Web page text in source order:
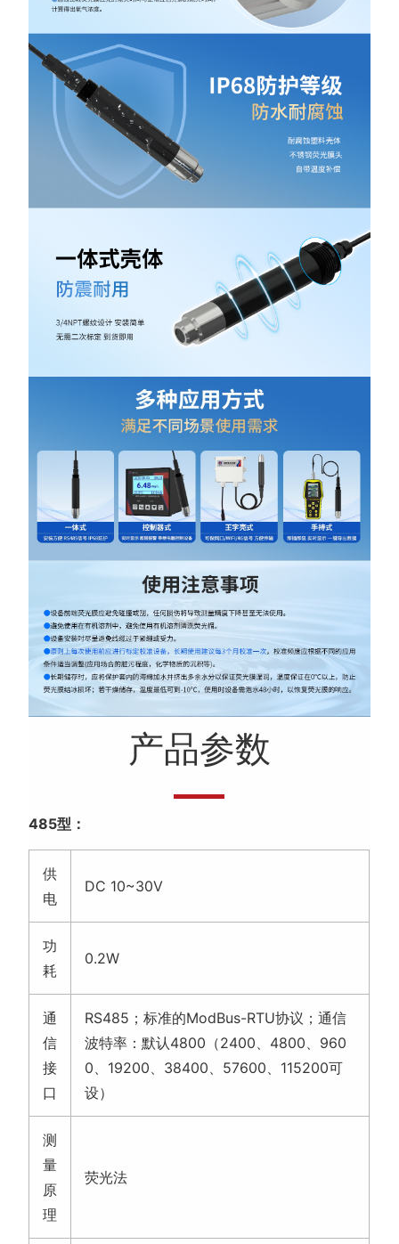
产品参数
485型：
供
电
DC 10~30V
功
耗
0.2W
通
信
接
口
RS485；标准的ModBus-RTU协议；通信
波特率：默认4800（2400、4800、960
0、19200、38400、57600、115200可
设）
测
量
原
理
荧光法